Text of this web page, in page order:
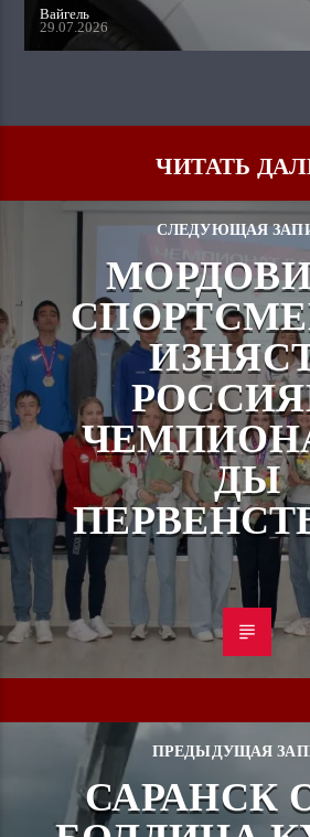
Вайгель
29.07.2026
ЧИТАТЬ
СЛЕДУЮЩАЯ
ДЫ
ПРЕДЫДУЩАЯ
САРАНСК